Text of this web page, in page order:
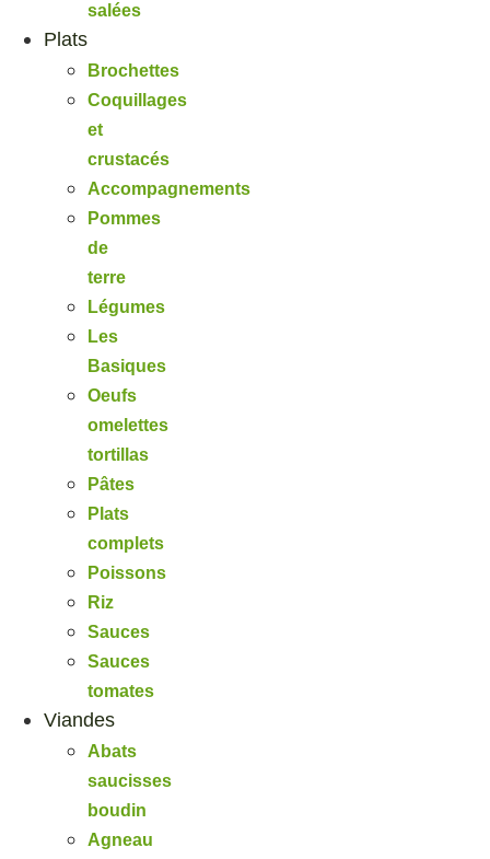
salées
Plats
Brochettes
Coquillages
et
crustacés
Accompagnements
Pommes
de
terre
Légumes
Les
Basiques
Oeufs
omelettes
tortillas
Pâtes
Plats
complets
Poissons
Riz
Sauces
Sauces
tomates
Viandes
Abats
saucisses
boudin
Agneau